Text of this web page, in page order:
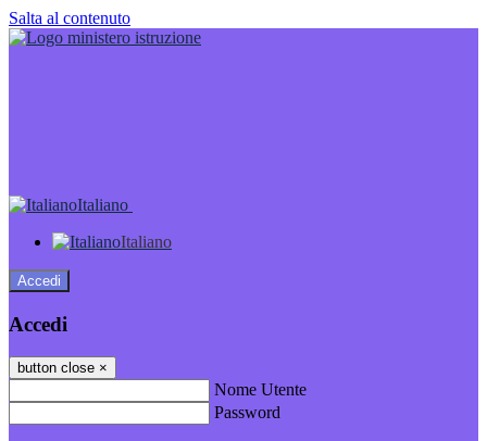
Salta al contenuto
Italiano
Italiano
Accedi
Accedi
button close ×
Nome Utente
Password